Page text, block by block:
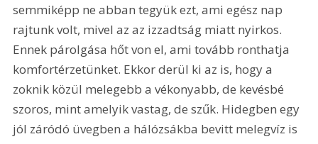
semmiképp ne abban tegyük ezt, ami egész nap
rajtunk volt, mivel az az izzadtság miatt nyirkos.
Ennek párolgása hőt von el, ami tovább ronthatja
komfortérzetünket. Ekkor derül ki az is, hogy a
zoknik közül melegebb a vékonyabb, de kevésbé
szoros, mint amelyik vastag, de szűk. Hidegben egy
jól záródó üvegben a hálózsákba bevitt melegvíz is